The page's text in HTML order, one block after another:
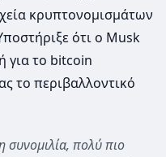
κρυπτονομισμάτων
ότι ο Musk
για το bitcoin
το περιβαλλοντικό
συνομιλία, πολύ πιο